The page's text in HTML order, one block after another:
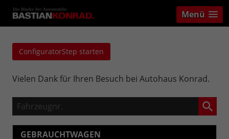
Menü
ConfiguratorStep starten
Vielen Dank für Ihren Besuch bei Autohaus Konrad.
Fahrzeugnr.
GEBRAUCHTWAGEN